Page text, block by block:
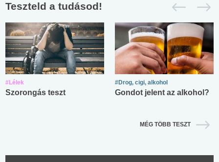
Teszteld a tudásod!
#Lélek
Szorongás teszt
#Drog, cigi, alkohol
Gondot jelent az alkohol?
MÉG TÖBB TESZT